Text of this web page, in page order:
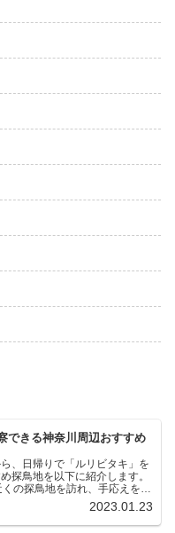
できる神奈川周辺おすすめ
、日帰りで「ルリビタキ」を
探鳥地を以下に紹介します。
の探鳥地を訪れ、手応えを感
下、★ が多いほど観察しやす
いと感じた場所です。 北本自然
2023.01.23